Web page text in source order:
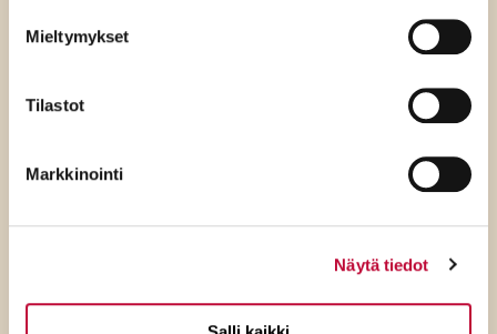
Mieltymykset
Tilastot
Markkinointi
Näytä tiedot
SDP:n Piritta Rantanen:
ratkaisevat oikea tieto,